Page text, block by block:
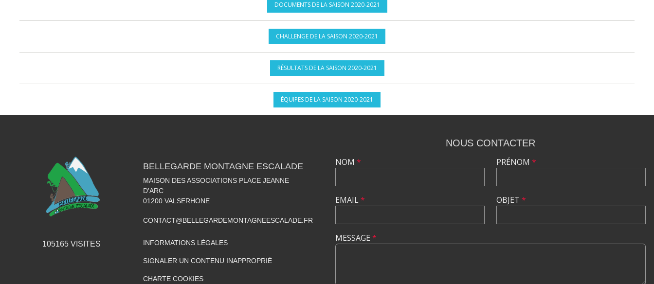
DOCUMENTS DE LA SAISON 2020-2021
CHALLENGE DE LA SAISON 2020-2021
RÉSULTATS DE LA SAISON 2020-2021
ÉQUIPES DE LA SAISON 2020-2021
105165 VISITES
BELLEGARDE MONTAGNE ESCALADE
MAISON DES ASSOCIATIONS PLACE JEANNE
D'ARC
01200 VALSERHONE
CONTACT@BELLEGARDEMONTAGNEESCALADE.FR
INFORMATIONS LÉGALES
SIGNALER UN CONTENU INAPPROPRIÉ
CHARTE COOKIES
NOUS CONTACTER
NOM *
EMAIL*
PRÉNOM *
OBJET *
MESSAGE *